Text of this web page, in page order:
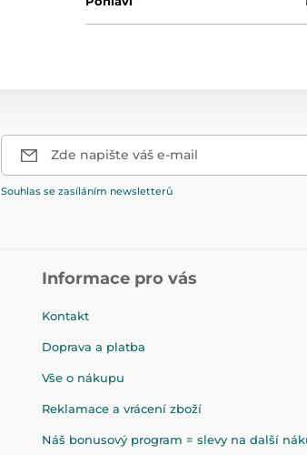
Zde napište váš e-mail
Souhlas se zasíláním newsletterů
Informace pro vás
Kontakt
Doprava a platba
Vše o nákupu
Reklamace a vrácení zboží
Náš bonusový program = slevy na další